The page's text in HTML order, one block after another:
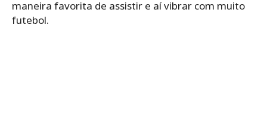
maneira favorita de assistir e aí vibrar com muito
futebol.